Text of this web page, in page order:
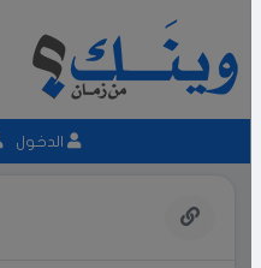
الدخول